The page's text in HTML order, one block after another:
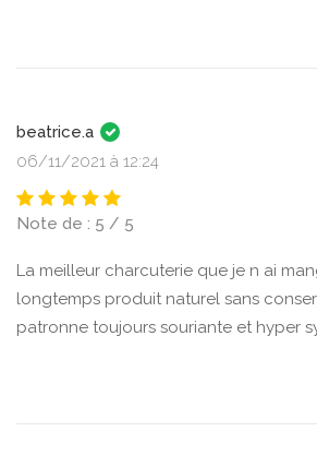
beatrice.a
06/11/2021 à 12:24
Note de : 5 / 5
La meilleur charcuterie que je n ai
longtemps produit naturel sans
patronne toujours souriante et hyper